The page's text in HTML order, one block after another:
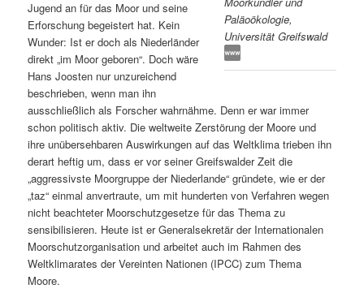
p
r
i
n
g
e
n
t
s
p
r
i
n
g
e
Paläoökologie,
Universität Greifswald
Jugend an für das Moor und seine
Erforschung begeistert hat. Kein
Wunder: Ist er doch als Niederländer
direkt „im Moor geboren“. Doch wäre
Hans Joosten nur unzureichend
beschrieben, wenn man ihn
ausschließlich als Forscher wahrnähme. Denn er war immer
schon politisch aktiv. Die weltweite Zerstörung der Moore und
ihre unübersehbaren Auswirkungen auf das Weltklima trieben ihn
derart heftig um, dass er vor seiner Greifswalder Zeit die
„aggressivste Moorgruppe der Niederlande“ gründete, wie er der
„taz“ einmal anvertraute, um mit hunderten von Verfahren wegen
nicht beachteter Moorschutzgesetze für das Thema zu
sensibilisieren. Heute ist er Generalsekretär der Internationalen
Moorschutzorganisation und arbeitet auch im Rahmen des
Weltklimarates der Vereinten Nationen (IPCC) zum Thema
Moore.